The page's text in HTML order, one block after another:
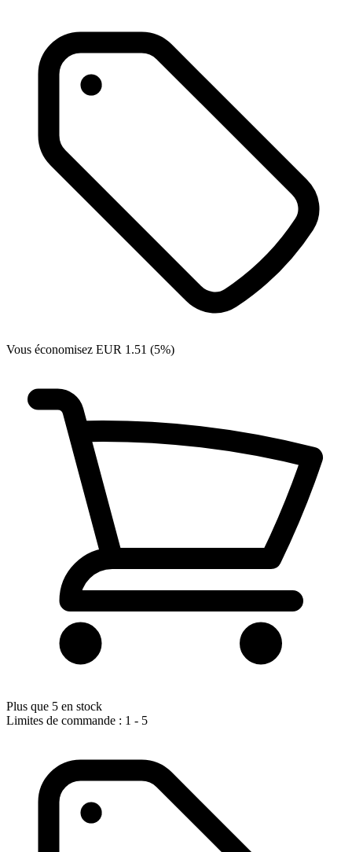
Vous économisez EUR 1.51 (5%)
Plus que 5 en stock
Limites de commande : 1 - 5